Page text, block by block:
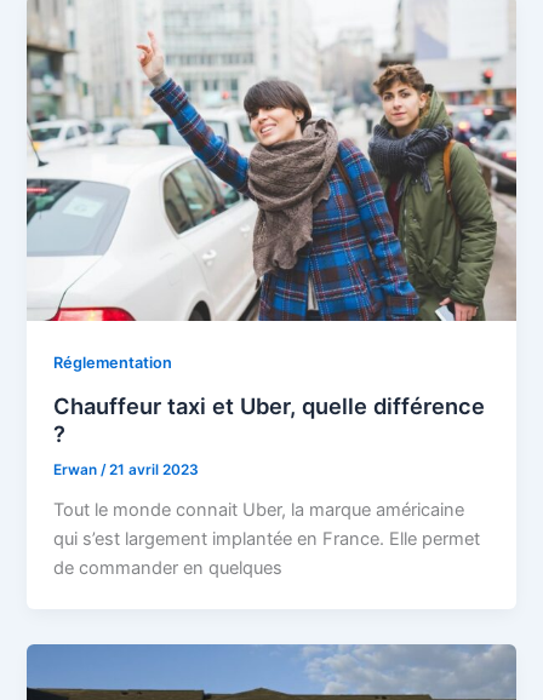
Réglementation
Chauffeur taxi et Uber, quelle différence
?
Erwan/21 avril 2023
Tout le monde connait Uber, la marque américaine
qui s’est largement implantée en France. Elle permet
de commander en quelques